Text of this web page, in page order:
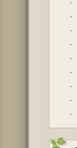
-
-
-
-
-
-
-
-
-